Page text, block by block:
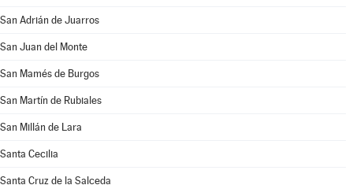
San Adrián de Juarros
San Juan del Monte
San Mamés de Burgos
San Martín de Rubiales
San Millán de Lara
Santa Cecilia
Santa Cruz de la Salceda